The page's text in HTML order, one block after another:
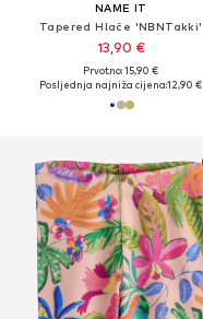
NAME IT
Tapered Hlače 'NBNTakki'
13,90 €
Prvotno: 15,90 €
Posljednja najniža cijena:12,90 €